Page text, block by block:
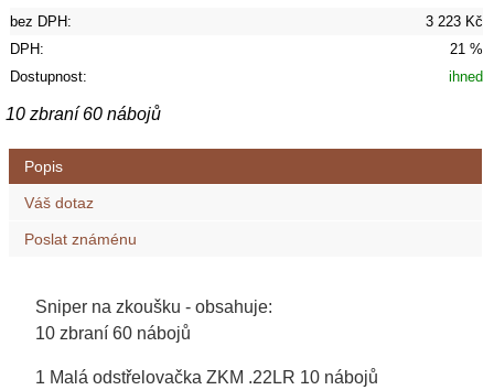
bez DPH:
3 223 Kč
DPH:
21 %
Dostupnost:
ihned
10 zbraní 60 nábojů
Popis
Váš dotaz
Poslat známénu
Sniper na zkoušku - obsahuje:
10 zbraní 60 nábojů
1 Malá odstřelovačka ZKM .22LR 10 nábojů